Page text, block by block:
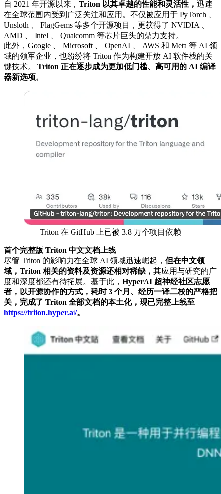
自 2021 年开源以来， Triton 以其卓越的性能和灵活性， 迅速
在全球范围内受到广泛关注和应用。不仅被应用于 PyTorch 、
Unsloth 、 FlagGems 等多个开源项目，更获得了 NVIDIA 、
AMD 、 Intel 、 Qualcomm 等芯片巨头的鼎力支持。
此外，Google 、 Microsoft 、 OpenAI 、 AWS 和 Meta 等 AI 领
域的领军企业，也纷纷将 Triton 作为构建开放 AI 软件栈的关
键技术。 Triton 正在逐步成为更加低门槛、高可用的 AI 编译
器新选项。
Triton 在 GitHub 上已被 3.8 万个项目依赖
首个完整版 Triton 中文文档上线
尽管 Triton 的影响力在全球 AI 领域迅速崛起， 但在中文领
域，Triton 相关的资料及资源还相对稀缺， 其应用与研究的广
度和深度都还有待拓展。基于此， HyperAI 超神经社区志愿
者，以开源协作的方式，耗时 3 个月、经历一译二校的严格把
关，完成了 Triton 全部文档的本土化，现已完整上线至
https://triton.hyper.ai/。